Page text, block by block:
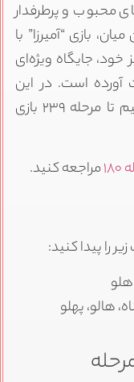
محبوب و پرطرفدار
بازی “آمیرزا” با
جایگاه ویژه‌ای
آورده است. در این
مقاله قصد داریم تا به شما کمک کنیم تا مرحله ۲۳۹ بازی
مراجعه کنید.